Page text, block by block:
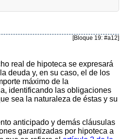
[Bloque 19: #a12]
real de hipoteca se expresará
deuda y, en su caso, el de los
máximo de la
identificando las obligaciones
sea la naturaleza de éstas y su
anticipado y demás cláusulas
garantizadas por hipoteca a